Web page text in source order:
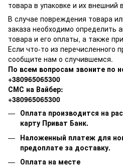
товара в упаковке и их внешний
В случае повреждения товара
заказа необходимо определить
товара и его оплаты, а также
Если что-то из перечисленного
сообщите нам о случившемся.
По всем вопросам звоните по
+380965065300
СМС на Вайбер:
+380965065300
Оплата производится на
карту Приват Банк.
Наложенный платеж для
предоплате за доставку.
Оплата на месте